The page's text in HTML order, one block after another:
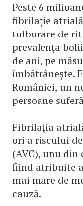
Peste 6
fibrilaţie
tulburare de
prevalenţa
de ani, pe
îmbătrâneşte.
României, un
persoane
Fibrilaţia
ori a riscului
(AVC), unu din
fiind atribuite
mai mare de
cauză.